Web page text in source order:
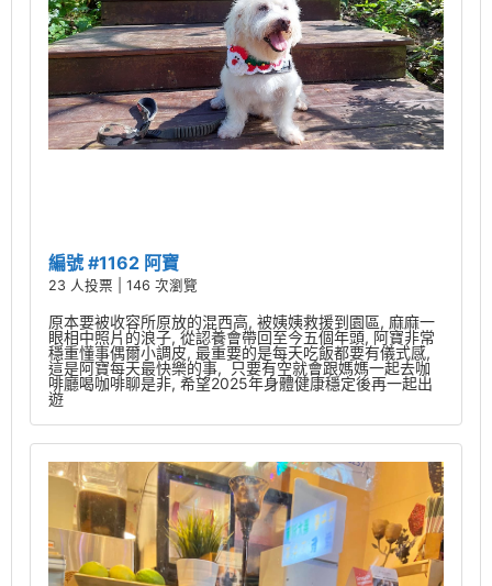
編號 #1162 阿寶
23 人投票 | 146 次瀏覽
原本要被收容所原放的混西高, 被姨姨救援到園區, 麻麻一
眼相中照片的浪子, 從認養會帶回至今五個年頭, 阿寶非常
穩重懂事偶爾小調皮, 最重要的是每天吃飯都要有儀式感,
這是阿寶每天最快樂的事, 只要有空就會跟媽媽一起去咖
啡廳喝咖啡聊是非, 希望2025年身體健康穩定後再一起出
遊